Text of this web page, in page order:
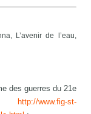
L’avenir de l’eau,
des guerres du 21e
http://www.fig-st-